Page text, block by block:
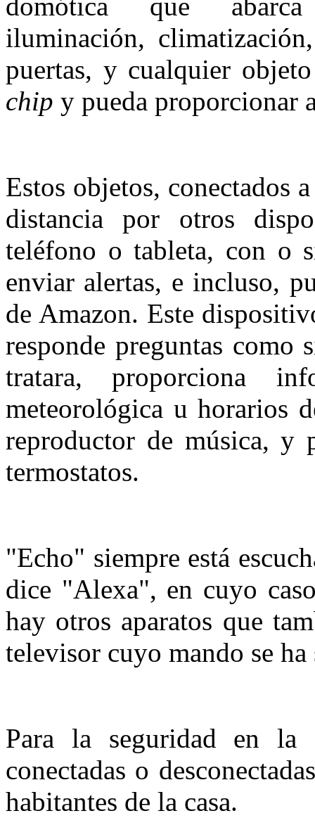
domótica que abarca
iluminación,
puertas, y cualquier
chip y pueda proporcionar
Estos objetos, conectados
distancia por otros
teléfono o tableta, con o
enviar alertas, e incluso,
de Amazon. Este
responde preguntas
tratara, proporciona
meteorológica u horarios
reproductor de música, y
termostatos.
"Echo" siempre está
dice "Alexa", en cuyo
hay otros aparatos que
televisor cuyo mando se
Para la seguridad en la
conectadas o
habitantes de la casa.